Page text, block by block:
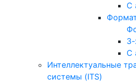
С
С
Интеллектуальные
системы (ITS)